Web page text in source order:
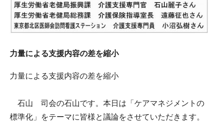
力量による支援内容の差を縮小
力量による支援内容の差を縮小
石山 司会の石山です。本日は「ケアマネジメントの
標準化」をテーマに皆様と議論をさせていただきます。